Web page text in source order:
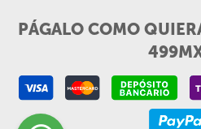
PÁGALO COMO